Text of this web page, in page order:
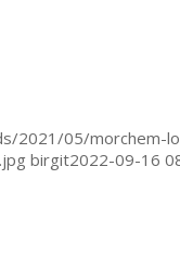
2021/05/morchem-
birgit2022-09-16